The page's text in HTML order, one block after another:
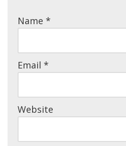
Name *
Email *
Website